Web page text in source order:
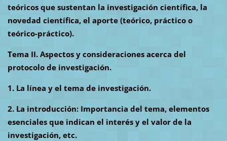
teóricos que sustentan la investigación científica, la
novedad científica, el aporte (teórico, práctico o
teórico-práctico).
Tema II. Aspectos y consideraciones acerca del
protocolo de investigación.
1. La línea y el tema de investigación.
2. La introducción: Importancia del tema, elementos
esenciales que indican el interés y el valor de la
investigación, etc.